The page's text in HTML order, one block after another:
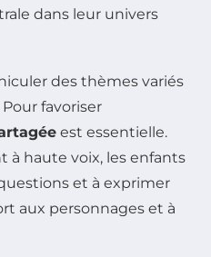
dans leur univers
des thèmes variés
favoriser
est essentielle.
à haute voix, les enfants
et à exprimer
aux personnages et à